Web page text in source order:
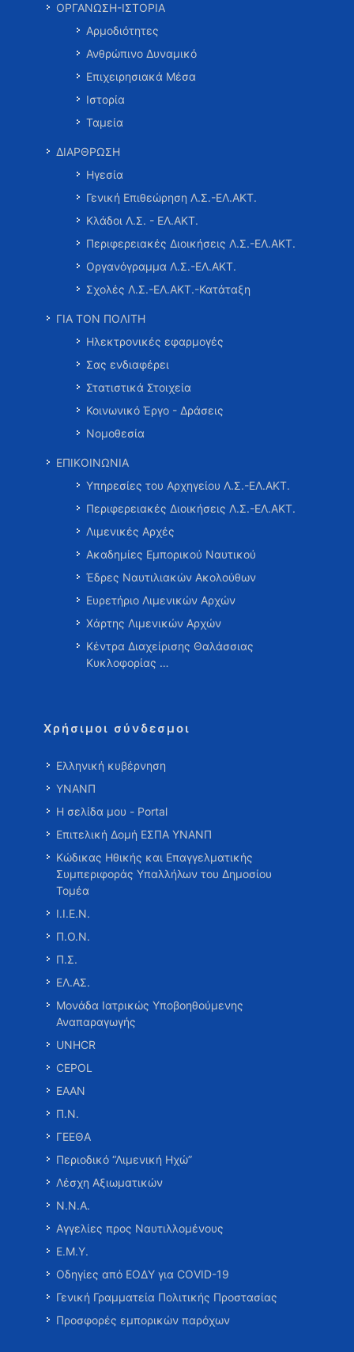
ΟΡΓΑΝΩΣΗ-ΙΣΤΟΡΙΑ
Αρμοδιότητες
Ανθρώπινο Δυναμικό
Επιχειρησιακά Μέσα
Ιστορία
Ταμεία
ΔΙΑΡΘΡΩΣΗ
Ηγεσία
Γενική Επιθεώρηση Λ.Σ.-ΕΛ.ΑΚΤ.
Κλάδοι Λ.Σ. - ΕΛ.ΑΚΤ.
Περιφερειακές Διοικήσεις Λ.Σ.-ΕΛ.ΑΚΤ.
Οργανόγραμμα Λ.Σ.-ΕΛ.ΑΚΤ.
Σχολές Λ.Σ.-ΕΛ.ΑΚΤ.-Κατάταξη
ΓΙΑ ΤΟΝ ΠΟΛΙΤΗ
Ηλεκτρονικές εφαρμογές
Σας ενδιαφέρει
Στατιστικά Στοιχεία
Κοινωνικό Έργο - Δράσεις
Νομοθεσία
ΕΠΙΚΟΙΝΩΝΙΑ
Υπηρεσίες του Αρχηγείου Λ.Σ.-ΕΛ.ΑΚΤ.
Περιφερειακές Διοικήσεις Λ.Σ.-ΕΛ.ΑΚΤ.
Λιμενικές Αρχές
Ακαδημίες Εμπορικού Ναυτικού
Έδρες Ναυτιλιακών Ακολούθων
Ευρετήριο Λιμενικών Αρχών
Χάρτης Λιμενικών Αρχών
Κέντρα Διαχείρισης Θαλάσσιας
Κυκλοφορίας …
Χρήσιμοι σύνδεσμοι
Ελληνική κυβέρνηση
ΥΝΑΝΠ
Η σελίδα μου - Portal
Επιτελική Δομή ΕΣΠΑ ΥΝΑΝΠ
Κώδικας Ηθικής και Επαγγελματικής
Συμπεριφοράς Υπαλλήλων του Δημοσίου
Τομέα
Ι.Ι.Ε.Ν.
Π.Ο.Ν.
Π.Σ.
ΕΛ.ΑΣ.
Μονάδα Ιατρικώς Υποβοηθούμενης
Αναπαραγωγής
UNHCR
CEPOL
ΕΑΑΝ
Π.Ν.
ΓΕΕΘΑ
Περιοδικό “Λιμενική Ηχώ”
Λέσχη Αξιωματικών
Ν.Ν.Α.
Αγγελίες προς Ναυτιλλομένους
Ε.Μ.Υ.
Οδηγίες από ΕΟΔΥ για COVID-19
Γενική Γραμματεία Πολιτικής Προστασίας
Προσφορές εμπορικών παρόχων